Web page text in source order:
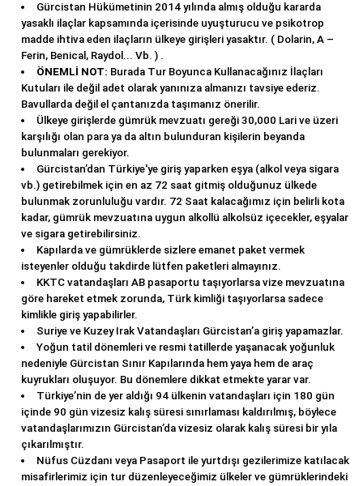
Gürcistan Hükümetinin 2014 yılında almış olduğu kararda
yasaklı ilaçlar kapsamında içerisinde uyuşturucu ve psikotrop
madde ihtiva eden ilaçların ülkeye girişleri yasaktır. ( Dolarin, A –
Ferin, Benical, Raydol... Vb. ) .
ÖNEMLİ NOT: Burada Tur Boyunca Kullanacağınız İlaçları
Kutuları ile değil adet olarak yanınıza almanızı tavsiye ederiz.
Bavullarda değil el çantanızda taşımanız önerilir.
Ülkeye girişlerde gümrük mevzuatı gereği 30,000 Lari ve üzeri
karşılığı olan para ya da altın bulunduran kişilerin beyanda
bulunmaları gerekiyor.
Gürcistan’dan Türkiye'ye giriş yaparken eşya (alkol veya sigara
vb.) getirebilmek için en az 72 saat gitmiş olduğunuz ülkede
bulunmak zorunluluğu vardır. 72 Saat kalacağımız için belirli kota
kadar, gümrük mevzuatına uygun alkollü alkolsüz içecekler, eşyalar
ve sigara getirebilirsiniz.
Kapılarda ve gümrüklerde sizlere emanet paket vermek
isteyenler olduğu takdirde lütfen paketleri almayınız.
KKTC vatandaşları AB pasaportu taşıyorlarsa vize mevzuatına
göre hareket etmek zorunda, Türk kimliği taşıyorlarsa sadece
kimlikle giriş yapabilirler.
Suriye ve Kuzey Irak Vatandaşları Gürcistan’a giriş yapamazlar.
Yoğun tatil dönemleri ve resmi tatillerde yaşanacak yoğunluk
nedeniyle Gürcistan Sınır Kapılarında hem yaya hem de araç
kuyrukları oluşuyor. Bu dönemlere dikkat etmekte yarar var.
Türkiye’nin de yer aldığı 94 ülkenin vatandaşları için 180 gün
içinde 90 gün vizesiz kalış süresi sınırlaması kaldırılmış, böylece
vatandaşlarımızın Gürcistan’da vizesiz olarak kalış süresi bir yıla
çıkarılmıştır.
Nüfus Cüzdanı veya Pasaport ile yurtdışı gezilerimize katılacak
misafirlerimiz için tur düzenleyeceğimiz ülkeler ve gümrüklerindeki